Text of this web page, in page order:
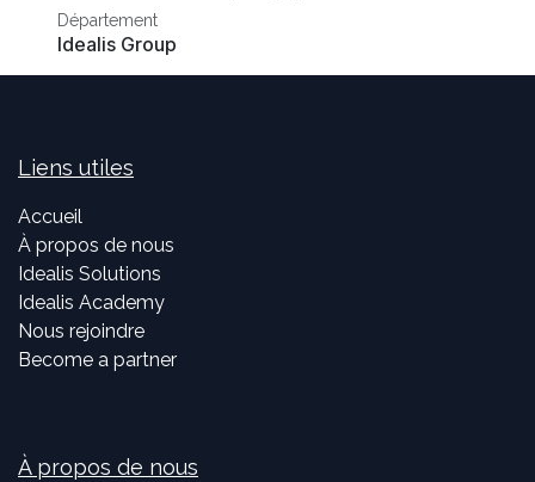
Département
Idealis Group
Liens utiles
Accueil
À propos de nous
Idealis Solutions
Idealis Academy
Nous rejoindre
Become a partner
À propos de nous